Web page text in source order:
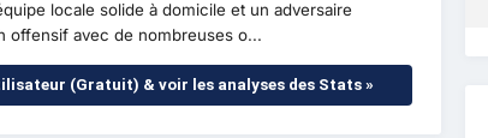
locale solide à domicile et un adversaire
offensif avec de nombreuses o...
(Gratuit) & voir les analyses des Stats »